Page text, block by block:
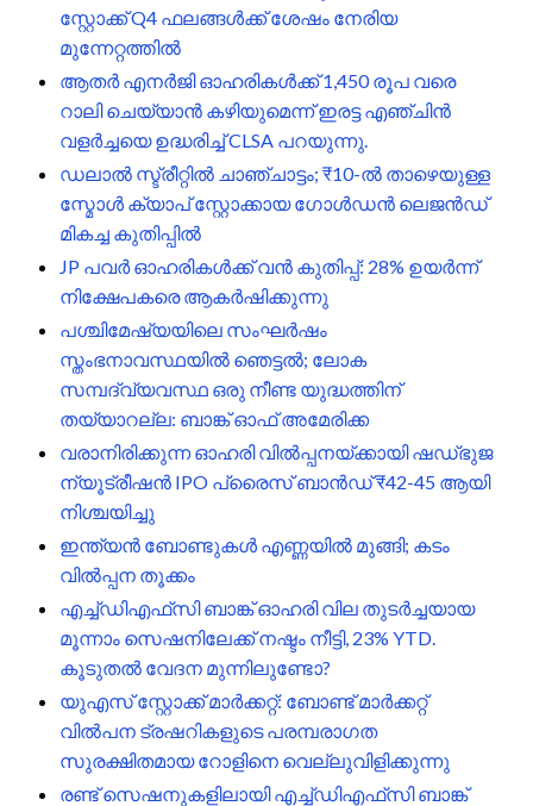
സ്റ്റോക്ക് Q4 ഫലങ്ങൾക്ക് ശേഷം നേരിയ
മുന്നേറ്റത്തിൽ
ആതർ എനർജി ഓഹരികൾക്ക് 1,450 രൂപ വരെ
റാലി ചെയ്യാൻ കഴിയുമെന്ന് ഇരട്ട എഞ്ചിൻ
വളർച്ചയെ ഉദ്ധരിച്ച് CLSA പറയുന്നു.
ഡലാൽ സ്ട്രീറ്റിൽ ചാഞ്ചാട്ടം; ₹10-ൽ താഴെയുള്ള
സ്മോൾ ക്യാപ് സ്റ്റോക്കായ ഗോൾഡൻ ലെജൻഡ്
മികച്ച കുതിപ്പിൽ
JP പവർ ഓഹരികൾക്ക് വൻ കുതിപ്പ്: 28% ഉയർന്ന്
നിക്ഷേപകരെ ആകർഷിക്കുന്നു
പശ്ചിമേഷ്യയിലെ സംഘർഷം
സ്തംഭനാവസ്ഥയിൽ ഞെട്ടൽ; ലോക
സമ്പദ്‌വ്യവസ്ഥ ഒരു നീണ്ട യുദ്ധത്തിന്
തയ്യാറല്ല: ബാങ്ക് ഓഫ് അമേരിക്ക
വരാനിരിക്കുന്ന ഓഹരി വിൽപ്പനയ്ക്കായി ഷഡ്ഭുജ
ന്യൂട്രീഷൻ IPO പ്രൈസ് ബാൻഡ് ₹42-45 ആയി
നിശ്ചയിച്ചു
ഇന്ത്യൻ ബോണ്ടുകൾ എണ്ണയിൽ മുങ്ങി; കടം
വിൽപ്പന തൂക്കം
എച്ച്‌ഡിഎഫ്‌സി ബാങ്ക് ഓഹരി വില തുടർച്ചയായ
മൂന്നാം സെഷനിലേക്ക് നഷ്ടം നീട്ടി, 23% YTD.
കൂടുതൽ വേദന മുന്നിലുണ്ടോ?
യുഎസ് സ്റ്റോക്ക് മാർക്കറ്റ്: ബോണ്ട് മാർക്കറ്റ്
വിൽപന ട്രഷറികളുടെ പരമ്പരാഗത
സുരക്ഷിതമായ റോളിനെ വെല്ലുവിളിക്കുന്നു
രണ്ട് സെഷനുകളിലായി എച്ച്‌ഡിഎഫ്‌സി ബാങ്ക്